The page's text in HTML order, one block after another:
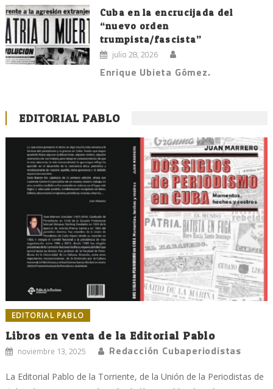
Cuba en la encrucijada del
“nuevo orden
trumpista/fascista”
julio 28, 2026
Enrique Ubieta Gómez.
EDITORIAL PABLO
EDITORIAL PABLO
Libros en venta de la Editorial Pablo
noviembre 13, 2025 Redacción Cubaperiodistas
La Editorial Pablo de la Torriente, de la Unión de la Periodistas de